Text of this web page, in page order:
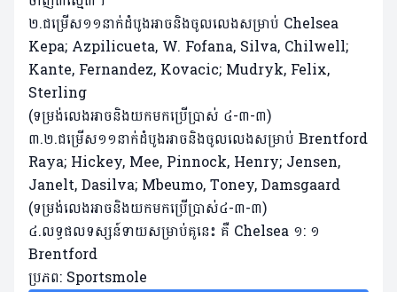
២.ជម្រើស១១នាក់ដំបូងអាចនិងចូលលេងសម្រាប់ Chelsea
Kepa; Azpilicueta, W. Fofana, Silva, Chilwell;
Kante, Fernandez, Kovacic; Mudryk, Felix,
Sterling
(ទម្រង់លេងអាចនិងយកមកប្រើប្រាស់ ៤-៣-៣)
៣.២.ជម្រើស១១នាក់ដំបូងអាចនិងចូលលេងសម្រាប់ Brentford
Raya; Hickey, Mee, Pinnock, Henry; Jensen,
Janelt, Dasilva; Mbeumo, Toney, Damsgaard
(ទម្រង់លេងអាចនិងយកមកប្រើប្រាស់៤-៣-៣)
៤.លទ្ធផលទស្សន៍ទាយសម្រាប់គូនេះ គឺ Chelsea ១: ១
Brentford
ប្រភព: Sportsmole